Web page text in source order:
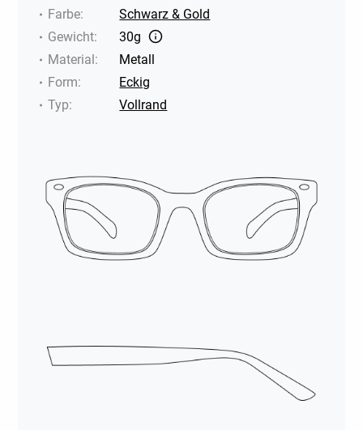
Farbe:
Schwarz & Gold
Gewicht:
30g
Material:
Metall
Form:
Eckig
Typ: Vollrand